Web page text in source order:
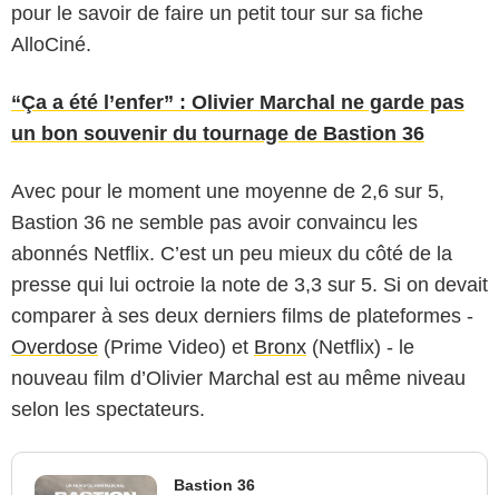
pour le savoir de faire un petit tour sur sa fiche
AlloCiné.
“Ça a été l’enfer” : Olivier Marchal ne garde pas
un bon souvenir du tournage de Bastion 36
Avec pour le moment une moyenne de 2,6 sur 5,
Bastion 36 ne semble pas avoir convaincu les
abonnés Netflix. C’est un peu mieux du côté de la
presse qui lui octroie la note de 3,3 sur 5. Si on devait
comparer à ses deux derniers films de plateformes -
Overdose (Prime Video) et Bronx (Netflix) - le
nouveau film d’Olivier Marchal est au même niveau
selon les spectateurs.
Bastion 36